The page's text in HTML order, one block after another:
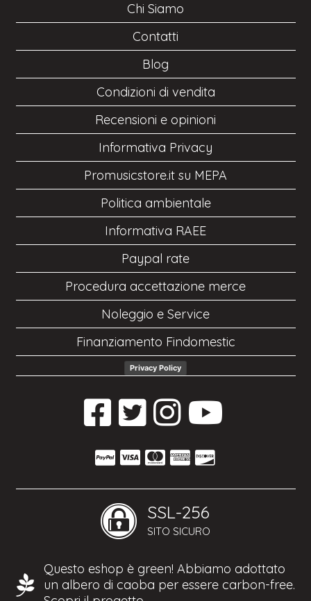
Chi Siamo
Contatti
Blog
Condizioni di vendita
Recensioni e opinioni
Informativa Privacy
Promusicstore.it su MEPA
Politica ambientale
Informativa RAEE
Paypal rate
Procedura accettazione merce
Noleggio e Service
Finanziamento Findomestic
Privacy Policy
SSL-256
SITO SICURO
Questo eshop è green! Abbiamo adottato
un albero di caoba per essere carbon-free.